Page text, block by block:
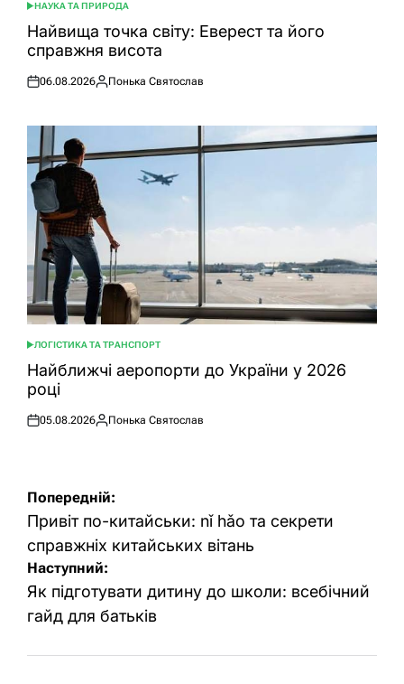
ОПУБЛІКУВАТИ
У
НАУКА ТА ПРИРОДА
Найвища точка світу: Еверест та його
справжня висота
Оприлюднено
06.08.2026
Опубліковано
Понька Святослав
ОПУБЛІКУВАТИ
У
ЛОГІСТИКА ТА ТРАНСПОРТ
Найближчі аеропорти до України у 2026
році
Оприлюднено
05.08.2026
Опубліковано
Понька Святослав
Навігація
записів
Попередній:
Привіт по-китайськи: nǐ hǎo та секрети
справжніх китайських вітань
Наступний:
Як підготувати дитину до школи: всебічний
гайд для батьків